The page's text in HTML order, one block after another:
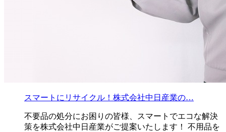
スマートにリサイクル！株式会社中日産業の…
不要品の処分にお困りの皆様、スマートでエコな解決
策を株式会社中日産業がご提案いたします！ 不用品を